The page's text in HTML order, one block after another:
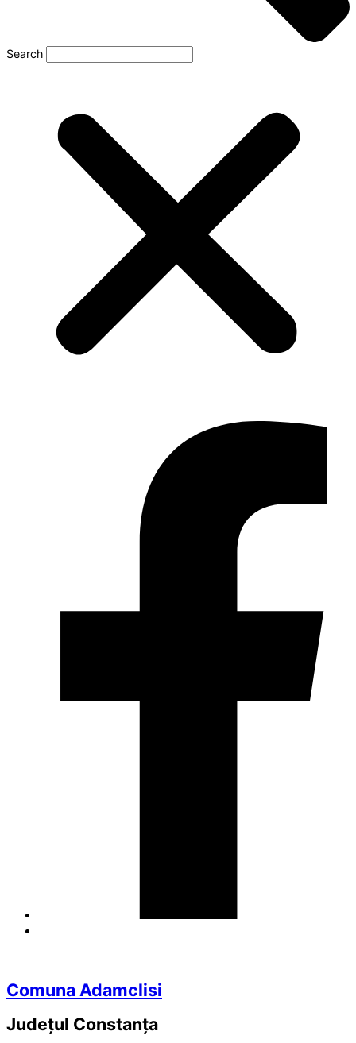
Search
Comuna Adamclisi
Județul Constanța